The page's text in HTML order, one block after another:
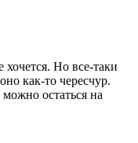
Но все-таки
как-то чересчур.
остаться на